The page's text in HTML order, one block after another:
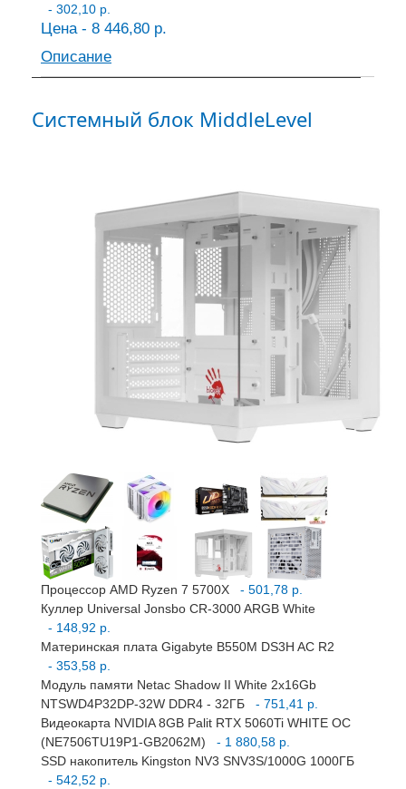
- 302,10 р.
Цена - 8 446,80 р.
Описание
Системный блок MiddleLevel
Процессор AMD Ryzen 7 5700X
- 501,78 р.
Куллер Universal Jonsbo CR-3000 ARGB White
- 148,92 р.
Материнская плата Gigabyte B550M DS3H AC R2
- 353,58 р.
Модуль памяти Netac Shadow II White 2x16Gb
NTSWD4P32DP-32W DDR4 - 32ГБ
- 751,41 р.
Видеокарта NVIDIA 8GB Palit RTX 5060Ti WHITE OC
(NE7506TU19P1-GB2062M)
- 1 880,58 р.
SSD накопитель Kingston NV3 SNV3S/1000G 1000ГБ
- 542,52 р.